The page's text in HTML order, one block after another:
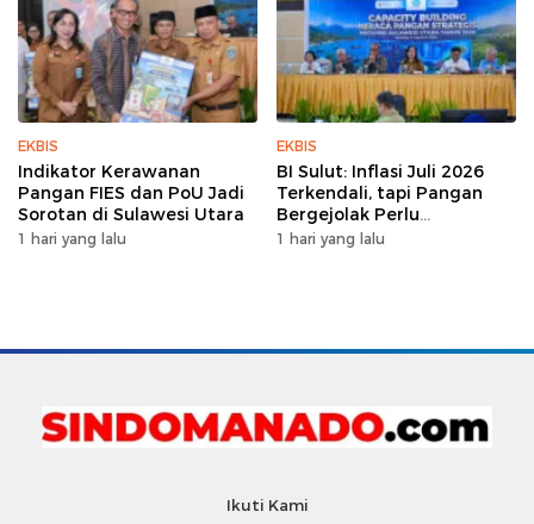
EKBIS
Indikator Kerawanan
Pangan FIES dan PoU Jadi
Sorotan di Sulawesi Utara
1 hari yang lalu
EKBIS
BI Sulut: Inflasi Juli 2026
Terkendali, tapi Pangan
Bergejolak Perlu
Diwaspadai
1 hari yang lalu
Ikuti Kami